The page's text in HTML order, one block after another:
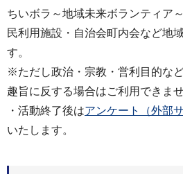
ちいボラ～地域未来ボランティア
民利用施設・自治会町内会など地
す。
※ただし政治・宗教・営利目的な
趣旨に反する場合はご利用できませ
・活動終了後はアンケート（外部サ
いたします。